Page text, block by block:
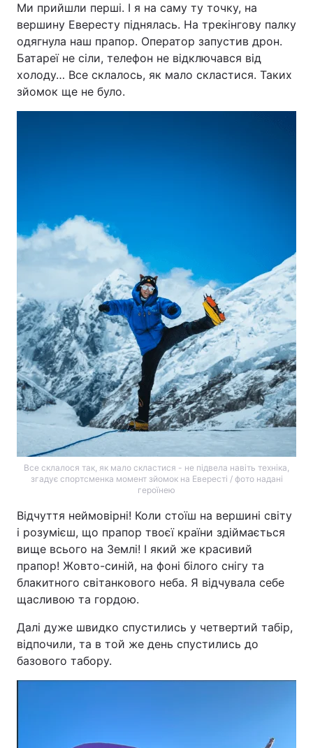
Ми прийшли перші. І я на саму ту точку, на
вершину Евересту піднялась. На трекінгову палку
одягнула наш прапор. Оператор запустив дрон.
Батареї не сіли, телефон не відключався від
холоду… Все склалось, як мало скластися. Таких
зйомок ще не було.
Все склалося так, як мало скластися - не підвела навіть техніка,
згадує спортсменка момент зйомок на Евересті / фото надані
героїнею
Відчуття неймовірні! Коли стоїш на вершині світу
і розумієш, що прапор твоєї країни здіймається
вище всього на Землі! І який же красивий
прапор! Жовто-синій, на фоні білого снігу та
блакитного світанкового неба. Я відчувала себе
щасливою та гордою.
Далі дуже швидко спустились у четвертий табір,
відпочили, та в той же день спустились до
базового табору.